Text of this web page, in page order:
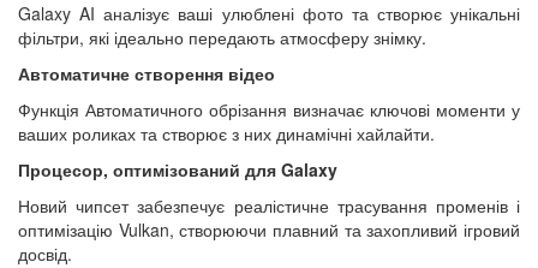
Galaxy AI аналізує ваші улюблені фото та створює унікальні
фільтри, які ідеально передають атмосферу знімку.
Автоматичне створення відео
Функція Автоматичного обрізання визначає ключові моменти у
ваших роликах та створює з них динамічні хайлайти.
Процесор, оптимізований для Galaxy
Новий чипсет забезпечує реалістичне трасування променів і
оптимізацію Vulkan, створюючи плавний та захопливий ігровий
досвід.